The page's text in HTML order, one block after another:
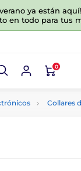
ya están
en todo para tus
0
Collares